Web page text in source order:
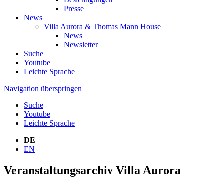
Presse
News
Villa Aurora & Thomas Mann House
News
Newsletter
Suche
Youtube
Leichte Sprache
Navigation überspringen
Suche
Youtube
Leichte Sprache
DE
EN
Veranstaltungsarchiv Villa Aurora